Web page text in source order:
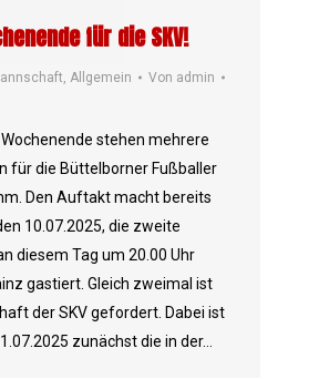
für die SKV!
Allgemein Von admin
stehen mehrere
für die Büttelborner Fußballer
Den Auftakt macht bereits
10.07.2025, die zweite
diesem Tag um 20.00 Uhr
gastiert. Gleich zweimal ist
der SKV gefordert. Dabei ist
zunächst die in der…